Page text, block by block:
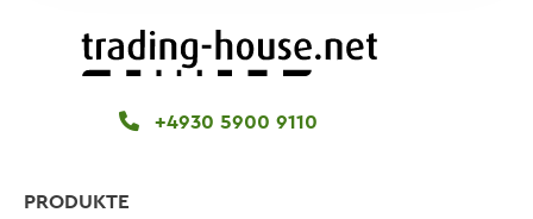
+4930 5900 9110
PRODUKTE